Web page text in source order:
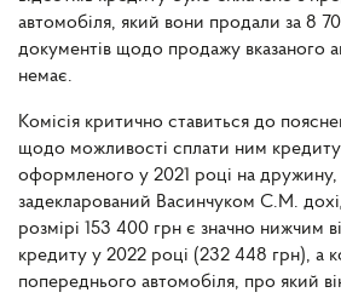
автомобіля, який вони продали за 8
документів щодо продажу вказаного
немає.
Комісія критично ставиться до
щодо можливості сплати ним
оформленого у 2021 році на
задекларований Васинчуком С.М.
розмірі 153 400 грн є значно нижчим
кредиту у 2022 році (232 448 грн), а
попереднього автомобіля, про який